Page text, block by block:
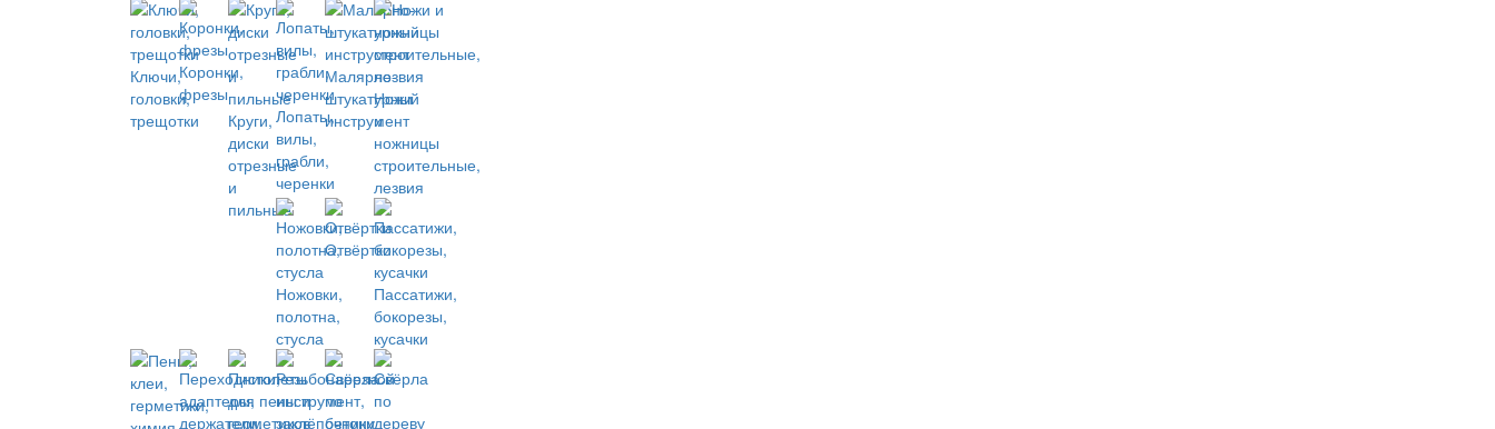
Ключи,
головки,
трещотки
Коронки,
фрезы
Круги,
диски
отрезные
и
пильные
Лопаты,
вилы,
грабли,
черенки
Малярно-
штукатурный
инструмент
Ножи
и
ножницы
строительные,
лезвия
Ножовки,
полотна,
стусла
Отвёртки
Пассатижи,
бокорезы,
кусачки